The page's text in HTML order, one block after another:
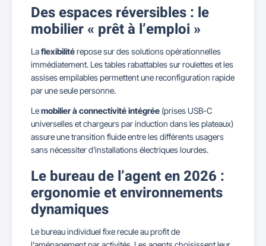
Des espaces réversibles : le
mobilier « prêt à l’emploi »
Laflexibilitérepose sur des solutions opérationnelles
immédiatement. Les tables rabattables sur roulettes et les
assises empilables permettent une reconfiguration rapide
par une seule personne.
Lemobilier à connectivité intégrée (prises USB-C
universelles et chargeurs par induction dans les plateaux)
assure une transition fluide entre les différents usagers
sans nécessiter d'installations électriques lourdes.
Le bureau de l’agent en 2026 :
ergonomie et environnements
dynamiques
Le bureau individuel fixe recule au profit de